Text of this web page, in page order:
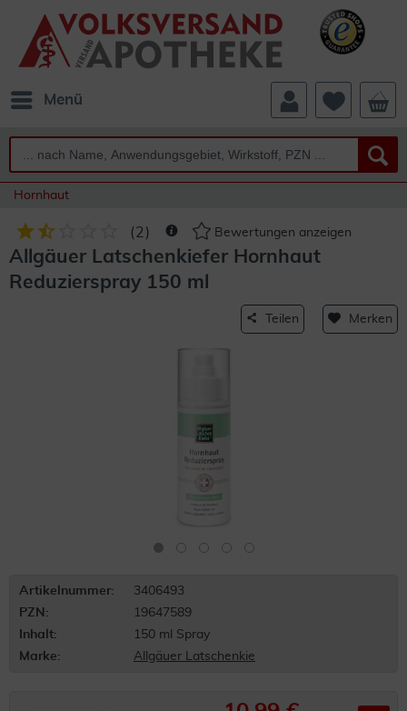
Menü
Hornhaut
(2 ) Bewertungen anzeigen
Allgäuer Latschenkiefer Hornhaut
Reduzierspray 150 ml
Teilen Merken
Artikelnummer:
3406493
PZN:
19647589
Inhalt:
150 ml Spray
Marke:
Allgäuer Latschenkie